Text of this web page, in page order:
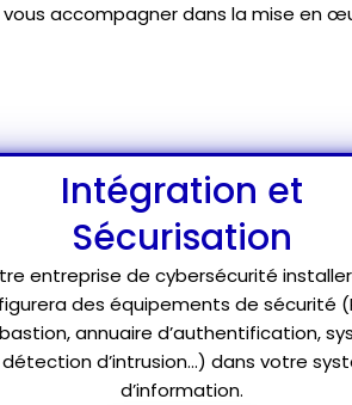
accompagner dans la mise en
Intégration et
Sécurisation
entreprise de cybersécurité
des équipements de sécurité
annuaire d’authentification,
d’intrusion…) dans votre
d’information.